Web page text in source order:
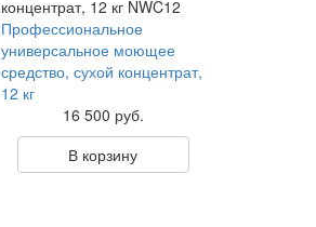
Профессиональное
универсальное моющее
средство, сухой концентрат,
12 кг
16 500 руб.
В корзину